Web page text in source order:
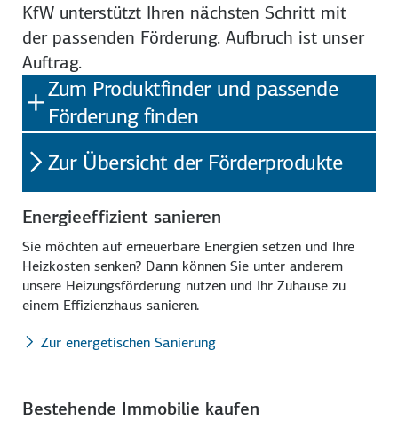
KfW unterstützt Ihren nächsten Schritt mit
der passenden Förderung. Aufbruch ist unser
Auftrag.
Zum Produktfinder und passende
Förderung finden
Zur Übersicht der Förderprodukte
Energieeffizient sanieren
Sie möchten auf erneuer­bare Energien setzen und Ihre
Heiz­kosten senken? Dann können Sie unter anderem
unsere Heizungs­förderung nutzen und Ihr Zuhause zu
einem Effizienz­haus sanieren.
Zur energetischen Sanierung
Bestehende Immobilie kaufen